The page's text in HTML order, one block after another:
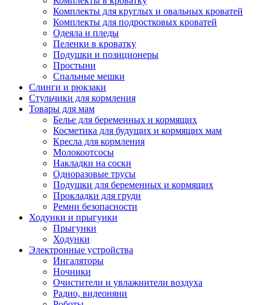
Комплекты для круглых и овальных кроватей
Комплекты для подростковых кроватей
Одеяла и пледы
Пеленки в кроватку
Подушки и позиционеры
Простыни
Спальные мешки
Слинги и рюкзаки
Стульчики для кормления
Товары для мам
Белье для беременных и кормящих
Косметика для будущих и кормящих мам
Кресла для кормления
Молокоотсосы
Накладки на соски
Одноразовые трусы
Подушки для беременных и кормящих
Прокладки для груди
Ремни безопасности
Ходунки и прыгунки
Прыгунки
Ходунки
Электронные устройства
Ингаляторы
Ночники
Очистители и увлажнители воздуха
Радио, видеоняни